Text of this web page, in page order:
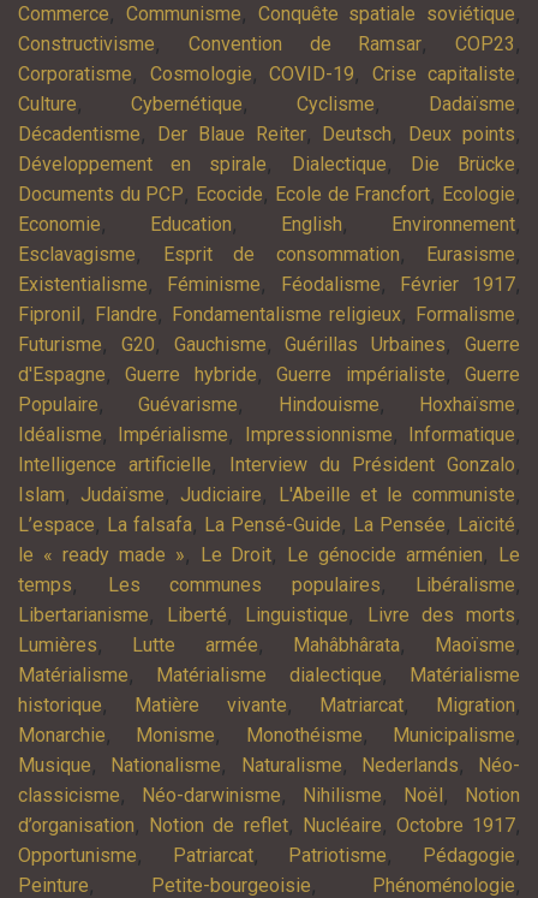
Commerce, Communisme, Conquête spatiale soviétique,
Constructivisme, Convention de Ramsar, COP23 ,
Corporatisme, Cosmologie, COVID-19, Crise capitaliste,
Culture, Cybernétique, Cyclisme, Dadaïsme,
Décadentisme, Der Blaue Reiter, Deutsch, Deux points,
Développement en spirale, Dialectique, Die Brücke,
Documents du PCP, Ecocide, Ecole de Francfort, Ecologie,
Economie, Education, English, Environnement,
Esclavagisme, Esprit de consommation, Eurasisme,
Existentialisme, Féminisme, Féodalisme, Février 1917,
Fipronil , Flandre, Fondamentalisme religieux, Formalisme,
Futurisme, G20, Gauchisme,Guérillas Urbaines,Guerre
d'Espagne,Guerre hybride,Guerre impérialiste,Guerre
Populaire,Guévarisme, Hindouisme, Hoxhaïsme,
Idéalisme, Impérialisme, Impressionnisme, Informatique,
Intelligence artificielle, Interview du Président Gonzalo,
Islam, Judaïsme, Judiciaire, L'Abeille et le communiste,
L’espace, La falsafa, La Pensé-Guide, La Pensée, Laïcité,
le « ready made », Le Droit, Le génocide arménien,
Le
temps, Les communes populaires, Libéralisme,
Libertarianisme, Liberté, Linguistique, Livre des morts,
Lumières, Lutte armée, Mahâbhârata, Maoïsme,
Matérialisme, Matérialisme dialectique,
Matérialisme
historique, Matière vivante, Matriarcat, Migration,
Monarchie, Monisme, Monothéisme, Municipalisme,
Musique, Nationalisme, Naturalisme, Nederlands,
Néo-
classicisme, Néo-darwinisme, Nihilisme, Noël ,
Notion
d’organisation, Notion de reflet, Nucléaire, Octobre 1917,
Opportunisme, Patriarcat, Patriotisme, Pédagogie,
Peinture, Petite-bourgeoisie, Phénoménologie,